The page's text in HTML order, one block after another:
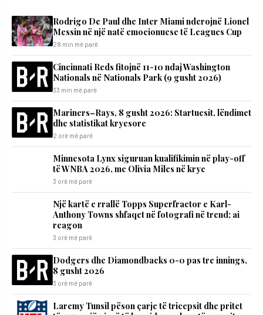
Rodrigo De Paul dhe Inter Miami nderojnë Lionel
Messin në një natë emocionuese të Leagues Cup
28 min më parë
Cincinnati Reds fitojnë 11-10 ndaj Washington
Nationals në Nationals Park (9 gusht 2026)
33 min më parë
Mariners–Rays, 8 gusht 2026: Startuesit, lëndimet
dhe statistikat kryesore
2 orë më parë
Minnesota Lynx siguruan kualifikimin në play-off
të WNBA 2026, me Olivia Miles në krye
3 orë më parë
Një kartë e rrallë Topps Superfractor e Karl-
Anthony Towns shfaqet në fotografi në trend; ai
reagon
3 orë më parë
Dodgers dhe Diamondbacks 0-0 pas tre innings,
8 gusht 2026
3 orë më parë
Laremy Tunsil pëson çarje të tricepsit dhe pritet